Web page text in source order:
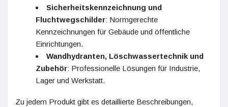
Sicherheitskennzeichnung und
Fluchtwegschilder: Normgerechte
Kennzeichnungen für Gebäude und öffentliche
Einrichtungen.
Wandhydranten, Löschwassertechnik und
Zubehör: Professionelle Lösungen für Industrie,
Lager und Werkstatt.
Zu jedem Produkt gibt es detaillierte Beschreibungen,